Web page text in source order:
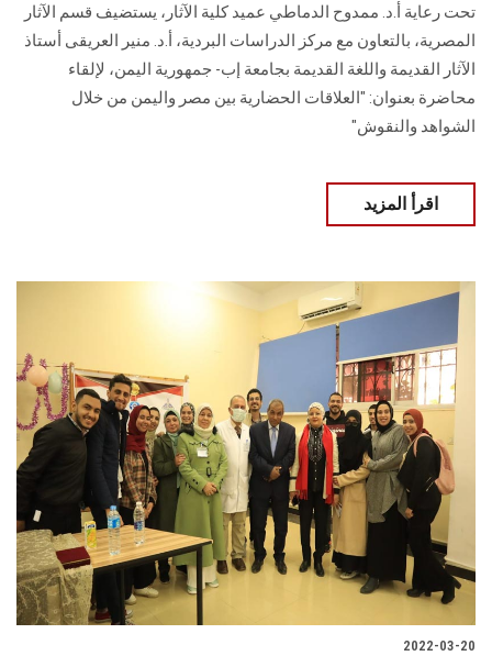
تحت رعاية أ.د. ممدوح الدماطي عميد كلية الآثار، يستضيف قسم الآثار
المصرية، بالتعاون مع مركز الدراسات البردية، أ.د. منير العريقى أستاذ
الآثار القديمة واللغة القديمة بجامعة إب- جمهورية اليمن، لإلقاء
محاضرة بعنوان: "العلاقات الحضارية بين مصر واليمن من خلال
الشواهد والنقوش"
اقرأ المزيد
2022-03-20